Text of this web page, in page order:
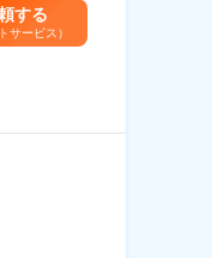
する
サービス）